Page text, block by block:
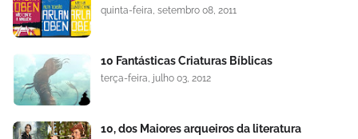
quinta-feira, setembro 08, 2011
10 Fantásticas Criaturas Bíblicas
terça-feira, julho 03, 2012
10, dos Maiores arqueiros da literatura